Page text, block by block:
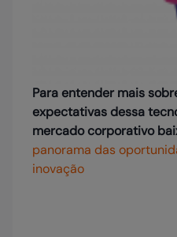
Para entender mais
expectativas dessa
mercado corporativo
panorama das
inovação